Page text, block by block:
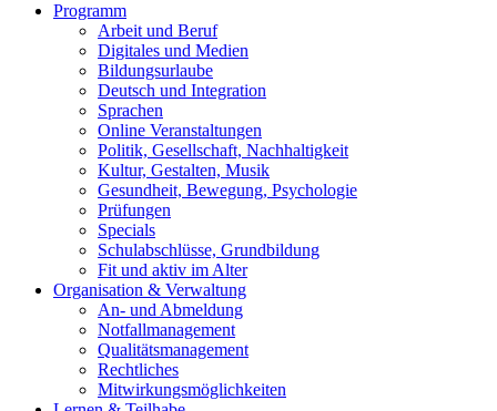
Programm
Arbeit und Beruf
Digitales und Medien
Bildungsurlaube
Deutsch und Integration
Sprachen
Online Veranstaltungen
Politik, Gesellschaft, Nachhaltigkeit
Kultur, Gestalten, Musik
Gesundheit, Bewegung, Psychologie
Prüfungen
Specials
Schulabschlüsse, Grundbildung
Fit und aktiv im Alter
Organisation & Verwaltung
An- und Abmeldung
Notfallmanagement
Qualitätsmanagement
Rechtliches
Mitwirkungsmöglichkeiten